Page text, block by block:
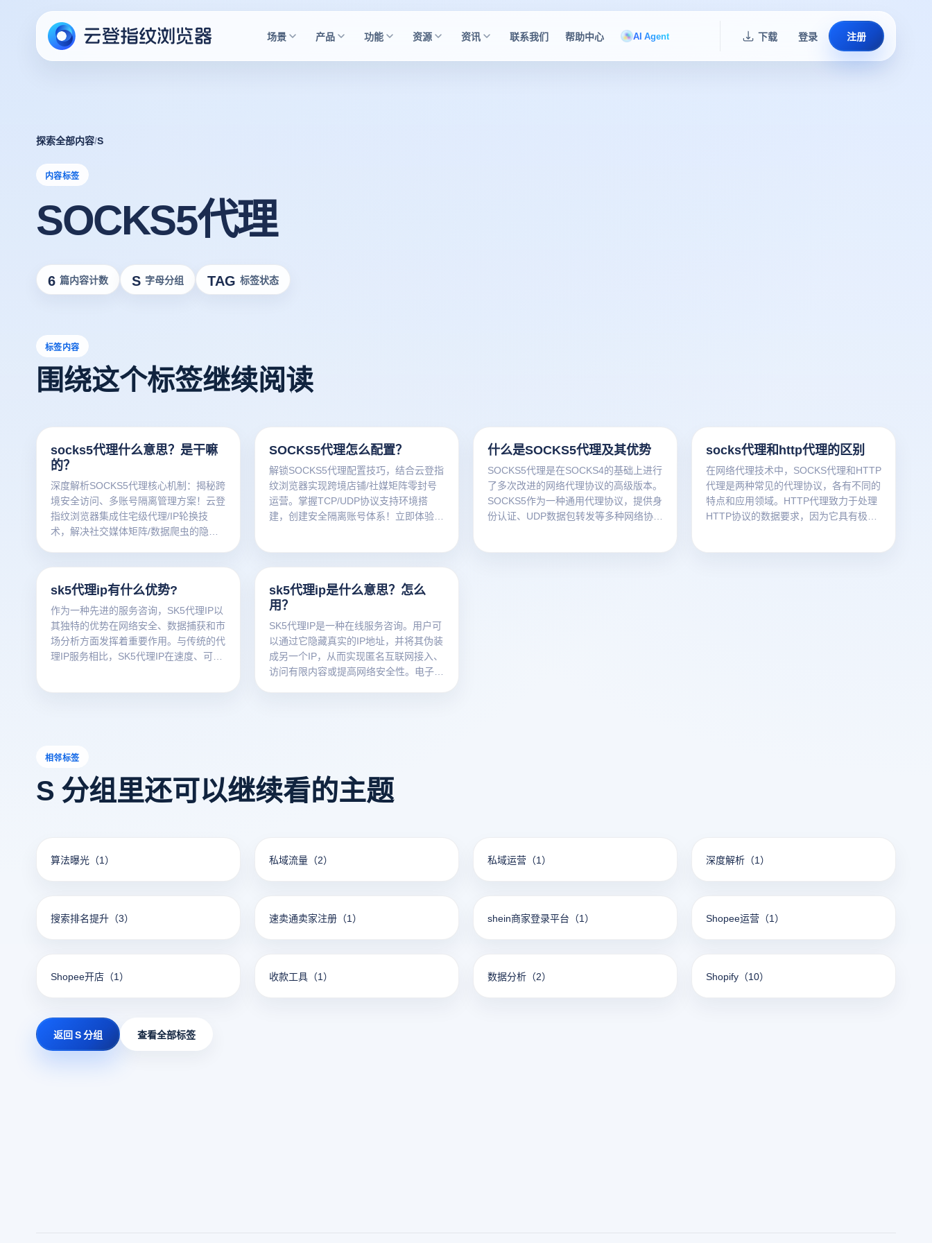
场景 产品 功能 资源 资讯 联系我们 帮助中心 AI Agent 下载 登录 注册
探索全部内容/S
内容标签
SOCKS5代理
6 篇内容计数 S 字母分组 TAG 标签状态
标签内容
围绕这个标签继续阅读
socks5代理什么意思？是干嘛
的？
深度解析SOCKS5代理核心机制：揭秘跨
境安全访问、多账号隔离管理方案！云登
指纹浏览器集成住宅级代理/IP轮换技
术，解决社交媒体矩阵/数据爬虫的隐私
SOCKS5代理怎么配置？
解锁SOCKS5代理配置技巧，结合云登指
纹浏览器实现跨境店铺/社媒矩阵零封号
运营。掌握TCP/UDP协议支持环境搭
建，创建安全隔离账号体系！立即体验防
什么是SOCKS5代理及其优势
SOCKS5代理是在SOCKS4的基础上进行
了多次改进的网络代理协议的高级版本。
SOCKS5作为一种通用代理协议，提供身
份认证、UDP数据包转发等多种网络协议
socks代理和http代理的区别
在网络代理技术中，SOCKS代理和HTTP
代理是两种常见的代理协议，各有不同的
特点和应用领域。HTTP代理致力于处理
HTTP协议的数据要求，因为它具有极高
sk5代理ip有什么优势?
作为一种先进的服务咨询，SK5代理IP以
其独特的优势在网络安全、数据捕获和市
场分析方面发挥着重要作用。与传统的代
理IP服务相比，SK5代理IP在速度、可靠
sk5代理ip是什么意思？怎么
用？
SK5代理IP是一种在线服务咨询。用户可
以通过它隐藏真实的IP地址，并将其伪装
成另一个IP，从而实现匿名互联网接入、
访问有限内容或提高网络安全性。电子商
作提供了更大的灵活性和隐私保护。
相邻标签
S 分组里还可以继续看的主题
算法曝光 （1） 私域流量 （2） 私域运营 （1） 深度解析 （1）
搜索排名提升 （3） 速卖通卖家注册 （1） shein商家登录平台 （1） Shopee运营 （1）
Shopee开店 （1） 收款工具 （1） 数据分析 （2） Shopify （10）
返回 S 分组 查看全部标签